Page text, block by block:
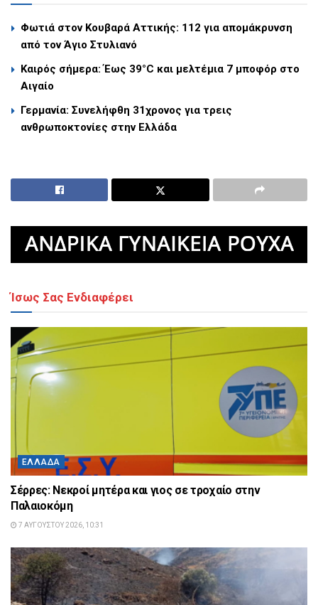
Φωτιά στον Κουβαρά Αττικής: 112 για απομάκρυνση
από τον Άγιο Στυλιανό
Καιρός σήμερα: Έως 39°C και μελτέμια 7 μποφόρ στο
Αιγαίο
Γερμανία: Συνελήφθη 31χρονος για τρεις
ανθρωποκτονίες στην Ελλάδα
Ίσως Σας Ενδιαφέρει
ΕΛΛΆΔΑ
Σέρρες: Νεκροί μητέρα και γιος σε τροχαίο στην
Παλαιοκόμη
7 ΑΥΓΟΎΣΤΟΥ 2026, 10:31